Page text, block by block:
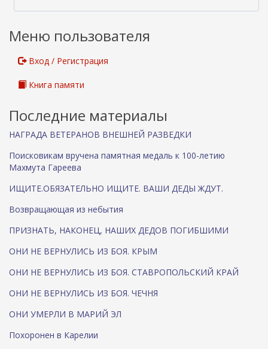
Меню пользователя
Вход / Регистрация
Книга памяти
Последние материалы
НАГРАДА ВЕТЕРАНОВ ВНЕШНЕЙ РАЗВЕДКИ
Поисковикам вручена памятная медаль к 100-летию
Махмута Гареева
ИЩИТЕ.ОБЯЗАТЕЛЬНО ИЩИТЕ. ВАШИ ДЕДЫ ЖДУТ.
Возвращающая из небытия
ПРИЗНАТЬ, НАКОНЕЦ, НАШИХ ДЕДОВ ПОГИБШИМИ
ОНИ НЕ ВЕРНУЛИСЬ ИЗ БОЯ. КРЫМ
ОНИ НЕ ВЕРНУЛИСЬ ИЗ БОЯ. СТАВРОПОЛЬСКИЙ КРАЙ
ОНИ НЕ ВЕРНУЛИСЬ ИЗ БОЯ. ЧЕЧНЯ
ОНИ УМЕРЛИ В МАРИЙ ЭЛ
Похоронен в Карелии